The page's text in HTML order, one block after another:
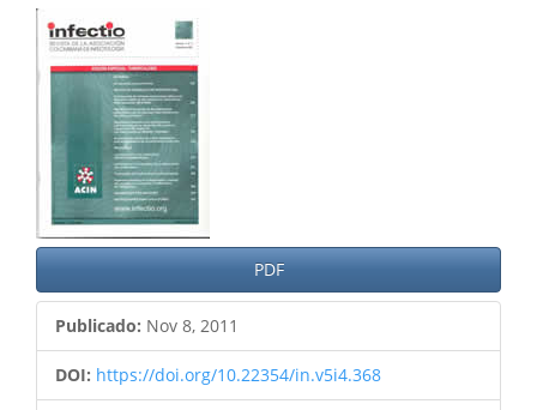
Barra
lateral
del
artículo
PDF
Publicado: Nov 8, 2011
DOI: https://doi.org/10.22354/in.v5i4.368